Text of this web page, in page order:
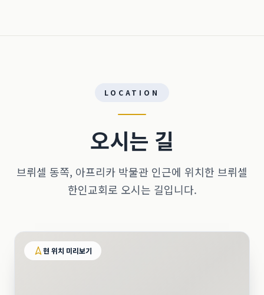
LOCATION
오시는 길
브뤼셀 동쪽, 아프리카 박물관 인근에 위치한 브뤼셀
한인교회로 오시는 길입니다.
현 위치 미리보기